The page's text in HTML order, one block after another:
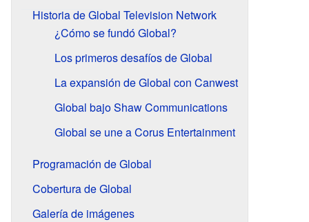
Historia de Global Television Network
¿Cómo se fundó Global?
Los primeros desafíos de Global
La expansión de Global con Canwest
Global bajo Shaw Communications
Global se une a Corus Entertainment
Programación de Global
Cobertura de Global
Galería de imágenes